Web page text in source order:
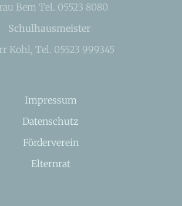
Bem Tel. 05523 8080
Schulhausmeister
Kohl, Tel. 05523 999345
Impressum
Datenschutz
Förderverein
Elternrat